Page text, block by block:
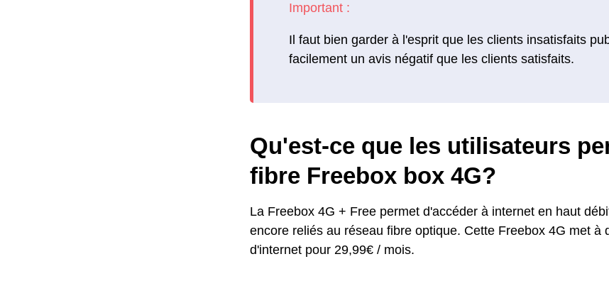
Il faut bien garder à l'esprit que les clients insatisfaits
facilement un avis négatif que les clients satisfaits.
Qu'est-ce que les utilisateurs
fibre Freebox box 4G?
La Freebox 4G + Free permet d'accéder à internet en haut
encore reliés au réseau fibre optique. Cette Freebox 4G met à
d'internet pour 29,99€ / mois.